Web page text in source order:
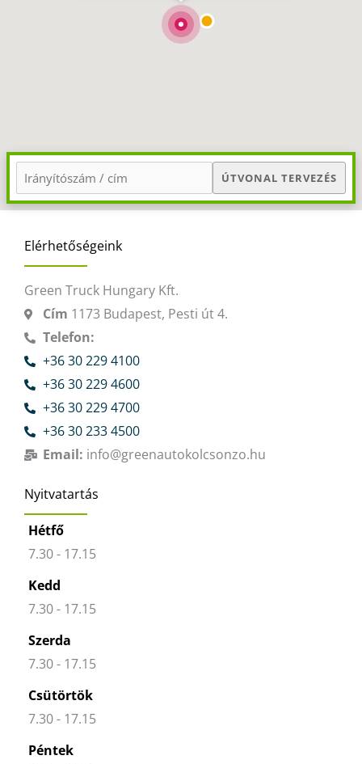
Hűtőautó bérlés
Feltételek
KapcsolatÚTVONAL TERVEZÉS
Elérhetőségeink
Green Truck Hungary Kft.
Cím 1173 Budapest, Pesti út 4.
Telefon:
+36 30 229 4100
+36 30 229 4600
+36 30 229 4700
+36 30 233 4500
Email: info@greenautokolcsonzo.hu
Nyitvatartás
Hétfő
7.30 - 17.15
Kedd
7.30 - 17.15
Szerda
7.30 - 17.15
Csütörtök
7.30 - 17.15
Péntek